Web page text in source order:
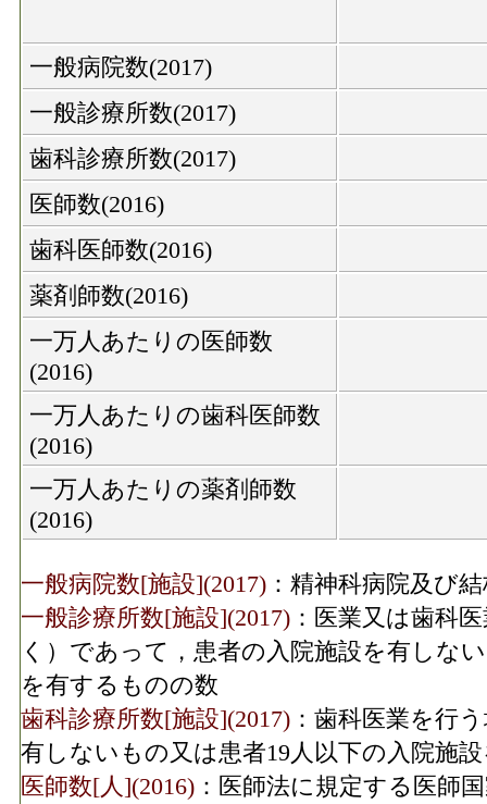
一般病院数(2017)
一般診療所数(2017)
歯科診療所数(2017)
医師数(2016)
歯科医師数(2016)
薬剤師数(2016)
一万人あたりの医師数
(2016)
一万人あたりの歯科医師数
(2016)
一万人あたりの薬剤師数
(2016)
一般病院数[施設](2017) ：精神科病院及び
一般診療所数[施設](2017) ：医業又は歯科
く）であって，患者の入院施設を有しな
を有するものの数
歯科診療所数[施設](2017) ：歯科医業を行
有しないもの又は患者19人以下の入院施
医師数[人](2016) ：医師法に規定する医師